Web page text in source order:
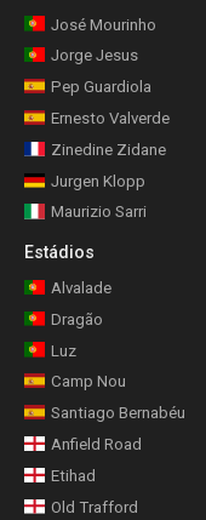
José Mourinho
Jorge Jesus
Pep Guardiola
Ernesto Valverde
Zinedine Zidane
Jurgen Klopp
Maurizio Sarri
Estádios
Alvalade
Dragão
Luz
Camp Nou
Santiago Bernabéu
Anfield Road
Etihad
Old Trafford